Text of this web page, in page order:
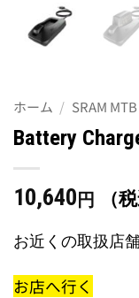
ホーム / SRAM MTB
Battery
10,640 円 （
お近くの取扱店
お店へ行く